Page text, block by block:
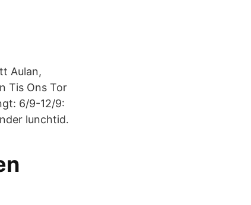
Aulan,
Tis Ons Tor
6/9-12/9:
lunchtid.